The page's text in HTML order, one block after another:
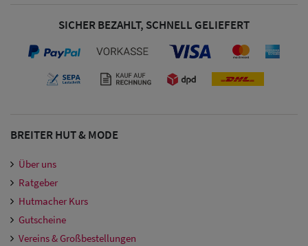
SICHER BEZAHLT, SCHNELL GELIEFERT
BREITER HUT & MODE
Über uns
Ratgeber
Hutmacher Kurs
Gutscheine
Vereins & Großbestellungen